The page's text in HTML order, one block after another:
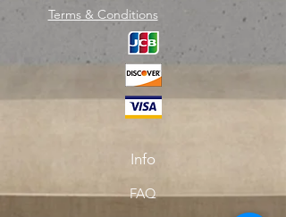
Terms & Conditions
Info
FAQ